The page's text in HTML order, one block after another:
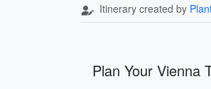
Itinerary created by
Plan Your Vienna